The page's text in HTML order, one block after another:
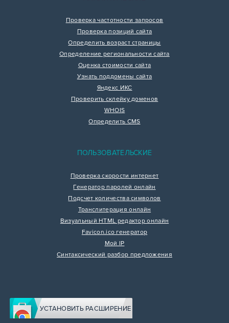
Проверка частотности запросов
Проверка позиций сайта
Определить возраст страницы
Определение региональности сайта
Оценка стоимости сайта
Узнать поддомены сайта
Яндекс ИКС
Проверить склейку доменов
WHOIS
Определить CMS
ПОЛЬЗОВАТЕЛЬСКИЕ
Проверка скорости интернет
Генератор паролей онлайн
Подсчет количества символов
Транслитерация онлайн
Визуальный HTML редактор онлайн
Favicon.ico генератор
Мой IP
Синтаксический разбор предложения
УСТАНОВИТЬ РАСШИРЕНИЕ